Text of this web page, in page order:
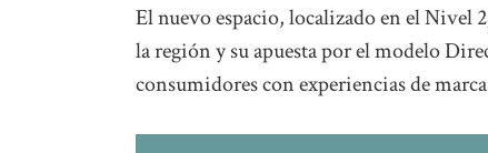
El nuevo espacio, localizado en el Nivel
la región y su apuesta por el modelo
consumidores con experiencias de